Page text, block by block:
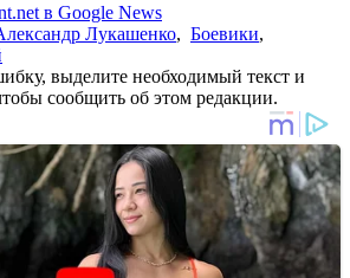
в Google News
Лукашенко, Боевики,
выделите необходимый текст и
сообщить об этом редакции.